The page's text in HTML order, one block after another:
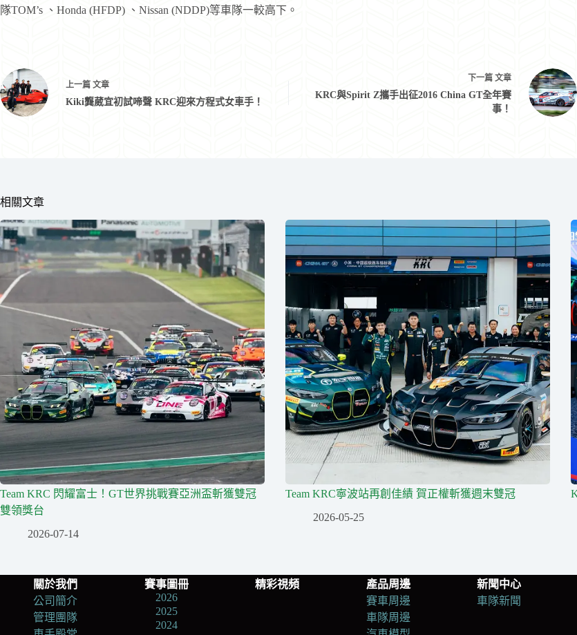
隊TOM’s 、Honda (HFDP) 、Nissan (NDDP)等車隊一較高下。
上一篇 文章
Kiki龔葳宜初試啼聲 KRC迎來方程式女車手！
下一篇 文章
KRC與Spirit Z攜手出征2016 China GT全年賽
事！
相關文章
Team KRC 閃耀富士！GT世界挑戰賽亞洲盃斬獲雙冠
雙領獎台
2026-07-14
Team KRC寧波站再創佳績 賀正權斬獲週末雙冠
2026-05-25
關於我們
公司簡介
管理團隊
賽事圖冊
2026
2025
2024
精彩視頻
產品周邊
賽車周邊
車隊周邊
新聞中心
車隊新聞